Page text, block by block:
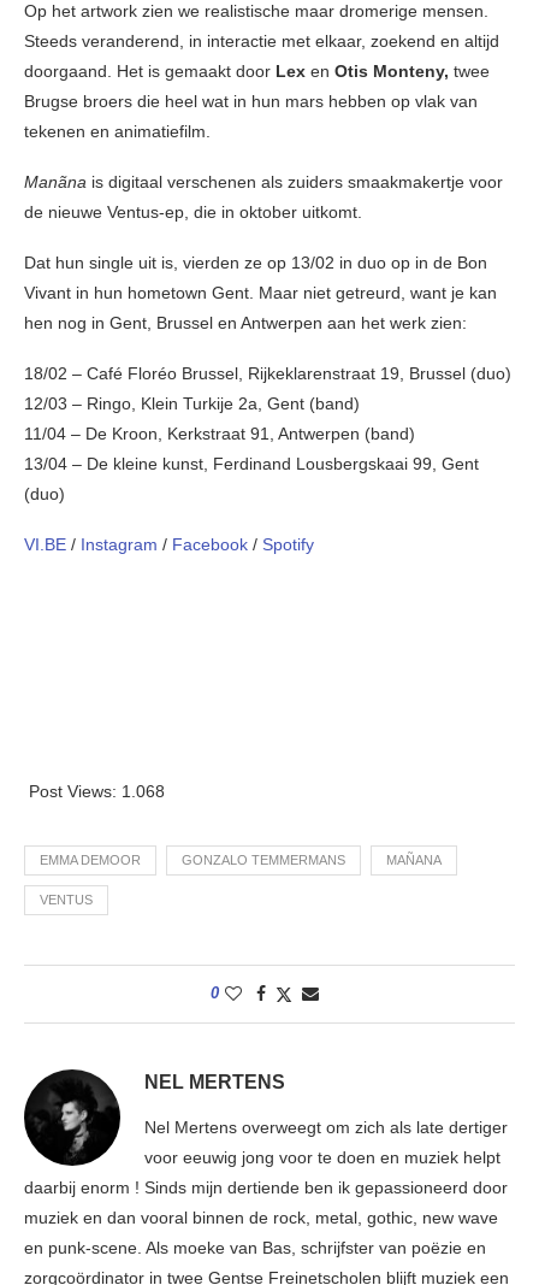
Op het artwork zien we realistische maar dromerige mensen.
Steeds veranderend, in interactie met elkaar, zoekend en altijd
doorgaand. Het is gemaakt door Lex en Otis Monteny, twee
Brugse broers die heel wat in hun mars hebben op vlak van
tekenen en animatiefilm.
Manãna is digitaal verschenen als zuiders smaakmakertje voor
de nieuwe Ventus-ep, die in oktober uitkomt.
Dat hun single uit is, vierden ze op 13/02 in duo op in de Bon
Vivant in hun hometown Gent. Maar niet getreurd, want je kan
hen nog in Gent, Brussel en Antwerpen aan het werk zien:
18/02 – Café Floréo Brussel, Rijkeklarenstraat 19, Brussel (duo)
12/03 – Ringo, Klein Turkije 2a, Gent (band)
11/04 – De Kroon, Kerkstraat 91, Antwerpen (band)
13/04 – De kleine kunst, Ferdinand Lousbergskaai 99, Gent
(duo)
VI.BE / Instagram / Facebook / Spotify
Post Views: 1.068
EMMA DEMOOR GONZALO TEMMERMANS MAÑANA
VENTUS
0
NEL MERTENS
Nel Mertens overweegt om zich als late dertiger
voor eeuwig jong voor te doen en muziek helpt
daarbij enorm ! Sinds mijn dertiende ben ik gepassioneerd door
muziek en dan vooral binnen de rock, metal, gothic, new wave
en punk-scene. Als moeke van Bas, schrijfster van poëzie en
zorgcoördinator in twee Gentse Freinetscholen blijft muziek een